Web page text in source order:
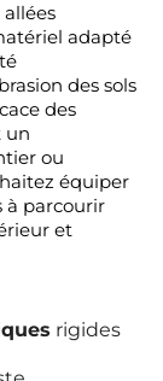
adapté
des sols
des
un
ou
équiper
à parcourir
et
rigides